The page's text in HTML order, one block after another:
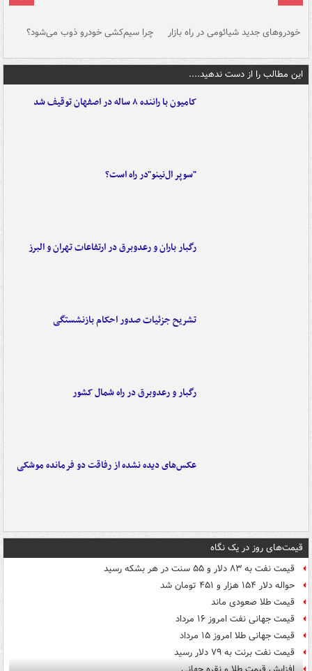
خودروهای جدید شیائومی در راه بازار چرا سیم‌کشی خودرو ذوب می‌شود؟
این مطالب را از دست ندهید....
کامیون با راننده ۸ ساله در اصفهان توقیف شد
"سوپر ال‌نینو"در راه است؟
رگبار باران و رعدوبرق در ارتفاعات تهران و البرز
تشریح جزئیات صدور احکام بازنشستگی
رگبار و رعدوبرق در راه شمال کشور
عکس‌های دیده نشده از رفاقت دو فرمانده‌ موشکی
قیمت‌های روز در یک نگاه
قیمت نفت به ۸۳ دلار و ۵۵ سنت در هر بشکه رسید
حواله دلار ۱۵۴ هزار و ۴۵۱ تومان شد
قیمت طلا صعودی ماند
قیمت جهانی نفت امروز ۱۶ مرداد
قیمت جهانی طلا امروز ۱۵ مرداد
قیمت نفت برنت به ۷۹ دلار رسید